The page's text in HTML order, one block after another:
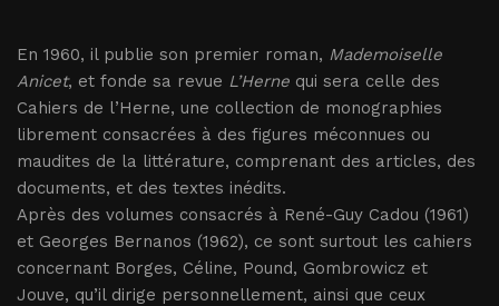
En 1960, il publie son premier roman, Mademoiselle
Anicet, et fonde sa revue L’Herne qui sera celle des
Cahiers de l’Herne, une collection de monographies
librement consacrées à des figures méconnues ou
maudites de la littérature, comprenant des articles, des
documents, et des textes inédits.
Après des volumes consacrés à René-Guy Cadou (1961)
et Georges Bernanos (1962), ce sont surtout les cahiers
concernant Borges, Céline, Pound, Gombrowicz et
Jouve, qu’il dirige personnellement, ainsi que ceux